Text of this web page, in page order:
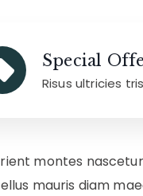
Special
Risus ultricies
montes
mauris diam